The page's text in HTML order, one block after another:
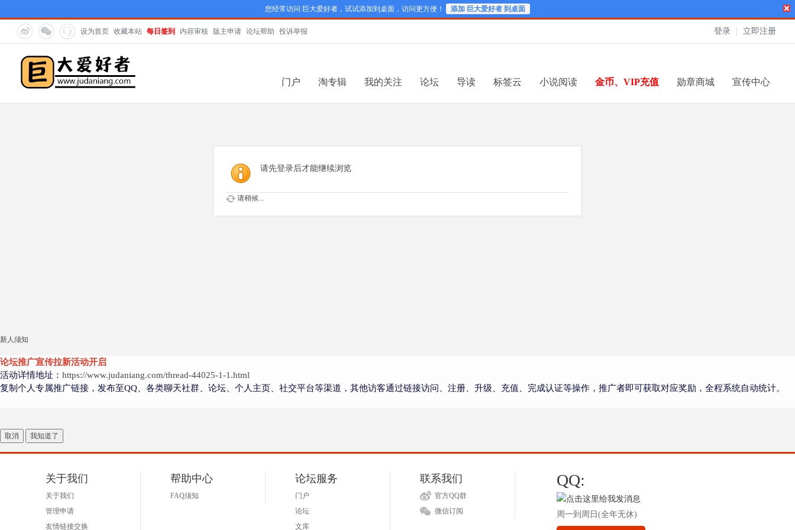
您经常访问 巨大爱好者，试试添加到桌面，访问更方便！ 添加 巨大爱好者 到桌面
登录 立即注册
设为首页 收藏本站 每日签到 内容审核 版主申请 论坛帮助 投诉举报
门户 淘专辑 我的关注 论坛 导读 标签云 小说阅读 金币、VIP充值 勋章商城 宣传中心
请先登录后才能继续浏览
请稍候...
新人须知
论坛推广宣传拉新活动开启
活动详情地址： https://www.judaniang.com/thread-44025-1-1.html
复制个人专属推广链接，发布至QQ、各类聊天社群、论坛、个人主页、社交平台等渠道，其他访客通过链接访问、注册、升级、充值、完成认证等操作，推广者即可获取对应奖励，全程系统自动统计。
取消 我知道了
关于我们
关于我们
管理申请
友情链接交换
帮助中心
FAQ须知
论坛服务
门户
论坛
文库
联系我们
官方QQ群
微信订阅
QQ:
周一到周日(全年无休)